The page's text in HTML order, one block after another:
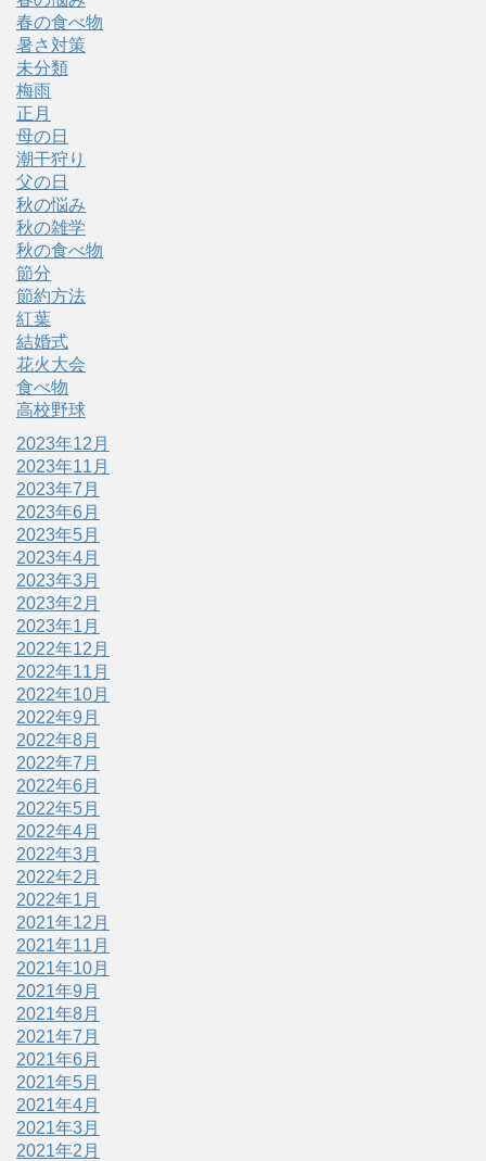
春の食べ物
暑さ対策
未分類
梅雨
正月
母の日
潮干狩り
父の日
秋の悩み
秋の雑学
秋の食べ物
節分
節約方法
紅葉
結婚式
花火大会
食べ物
高校野球
2023年12月
2023年11月
2023年7月
2023年6月
2023年5月
2023年4月
2023年3月
2023年2月
2023年1月
2022年12月
2022年11月
2022年10月
2022年9月
2022年8月
2022年7月
2022年6月
2022年5月
2022年4月
2022年3月
2022年2月
2022年1月
2021年12月
2021年11月
2021年10月
2021年9月
2021年8月
2021年7月
2021年6月
2021年5月
2021年4月
2021年3月
2021年2月